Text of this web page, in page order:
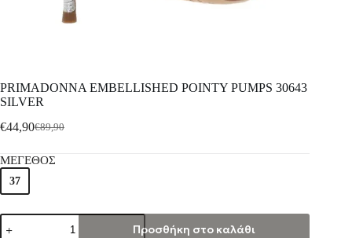
PRIMADONNA EMBELLISHED POINTY PUMPS 30643
SILVER
€89,90
€44,90
ΜΕΓΕΘΟΣ
37
Προσθήκη στο καλάθι